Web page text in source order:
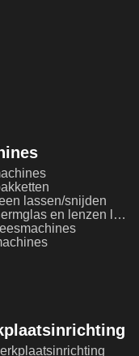
lassen/snijden
Beschermglas en lenzen laserlassen